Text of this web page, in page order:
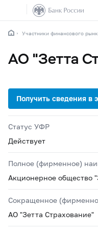
Участники финансового
АО "Зетта
Статус УФР
Действует
Полное (фирменное)
Акционерное общество
Сокращенное
АО "Зетта Страхование"